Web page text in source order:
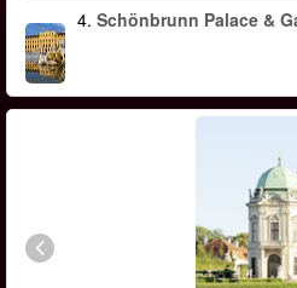
4. Schönbrunn Palace &